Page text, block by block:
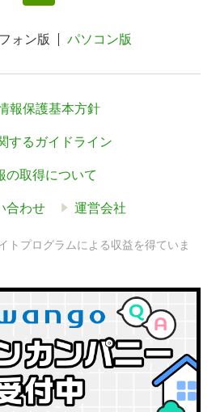
ォン版 パソコン版
報保護基本方針
するガイドライン
の取得について
合わせ 運営会社
トプログラムによる収益を得ていま